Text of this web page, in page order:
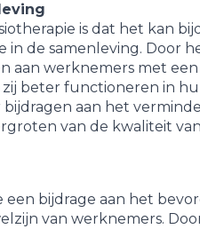
is dat het kan
in de samenleving. Door
aan werknemers met
beter functioneren in
bijdragen aan het
van de kwaliteit
een bijdrage aan het
van werknemers.